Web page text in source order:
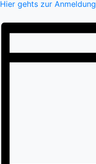
Hier gehts zur Anmeldung